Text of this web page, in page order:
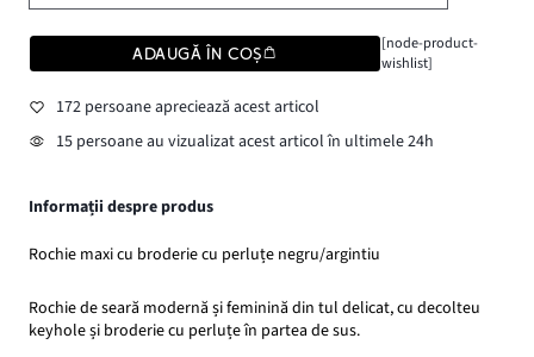
ADAUGĂ ÎN COȘ
[node-product-
wishlist]
172 persoane apreciează acest articol
15 persoane au vizualizat acest articol în ultimele 24h
Informații despre produs
Rochie maxi cu broderie cu perluțe negru/argintiu
Rochie de seară modernă și feminină din tul delicat, cu decolteu
keyhole și broderie cu perluțe în partea de sus.